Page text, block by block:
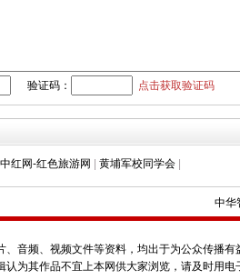
验证码： 点击获取验证码
中红网-红色旅游网 黄埔军校同学会
中华
音频、视频文件等资料，均出于为公众传播
认为其作品不宜上本网供大家浏览，请及时用